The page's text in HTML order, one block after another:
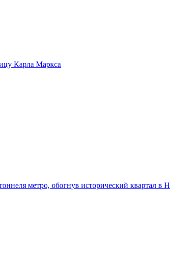
Карла Маркса
метро, обогнув исторический квартал в